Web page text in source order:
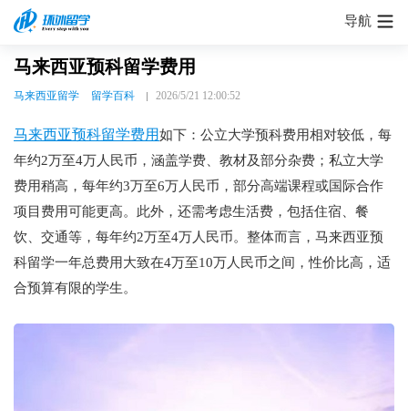
导航
马来西亚预科留学费用
马来西亚留学 留学百科 2026/5/21 12:00:52
马来西亚预科留学费用如下：公立大学预科费用相对较低，每
年约2万至4万人民币，涵盖学费、教材及部分杂费；私立大学
费用稍高，每年约3万至6万人民币，部分高端课程或国际合作
项目费用可能更高。此外，还需考虑生活费，包括住宿、餐
饮、交通等，每年约2万至4万人民币。整体而言，马来西亚预
科留学一年总费用大致在4万至10万人民币之间，性价比高，适
合预算有限的学生。